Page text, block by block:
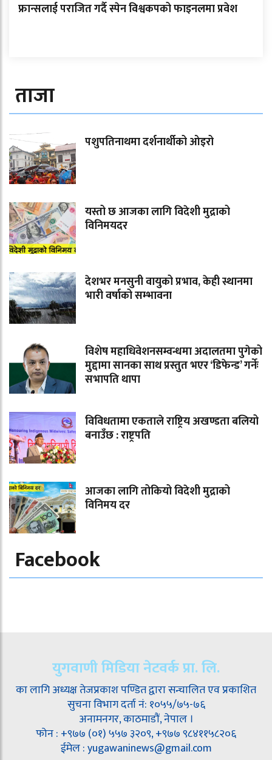
फ्रान्सलाई पराजित गर्दै स्पेन विश्वकपको फाइनलमा प्रवेश
ताजा
पशुपतिनाथमा दर्शनार्थीको ओइरो
यस्तो छ आजका लागि विदेशी मुद्राको
विनिमयदर
देशभर मनसुनी वायुको प्रभाव, केही स्थानमा
भारी वर्षाको सम्भावना
विशेष महाधिवेशनसम्वन्धमा अदालतमा पुगेको
मुद्दामा सानका साथ प्रस्तुत भएर ‘डिफेन्ड’ गर्नेः
सभापति थापा
विविधतामा एकताले राष्ट्रिय अखण्डता बलियो
बनाउँछ : राष्ट्रपति
आजका लागि तोकियो विदेशी मुद्राको
विनिमय दर
Facebook
युगवाणी मिडिया नेटवर्क प्रा. लि.
का लागि अध्यक्ष तेजप्रकाश पण्डित द्वारा सन्चालित एव प्रकाशित
सुचना विभाग दर्ता नं: १०५५/७५-७६
अनामनगर, काठमाडौं, नेपाल ।
फोन : +९७७ (०१) ५५७ ३२०९, +९७७ ९८४११५८२०६
ईमेल : yugawaninews@gmail.com